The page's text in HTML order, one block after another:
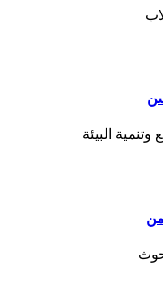
البيئة